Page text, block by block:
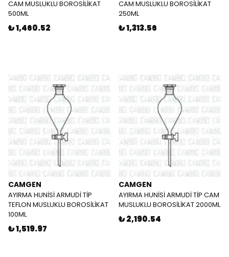
CAM MUSLUKLU BOROSİLİKAT
500ML
₺ 1,460.52
CAM MUSLUKLU BOROSİLİKAT
250ML
₺ 1,313.56
CAMGEN
AYIRMA HUNİSİ ARMUDİ TİP
TEFLON MUSLUKLU BOROSİLİKAT
100ML
₺ 1,519.97
CAMGEN
AYIRMA HUNİSİ ARMUDİ TİP CAM
MUSLUKLU BOROSİLİKAT 2000ML
₺ 2,190.54